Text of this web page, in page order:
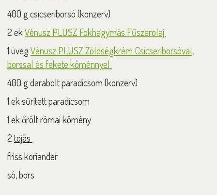
400 g csicseriborsó (konzerv)
2 ekVénusz PLUSZ Fokhagymás Fűszerolaj
1 üvegVénusz PLUSZ Zöldségkrém Csicseriborsóval,
borssal és fekete köménnyel
400 g darabolt paradicsom (konzerv)
1 ek sűrített paradicsom
1 ek őrölt római kömény
2tojás
friss koriander
só, bors